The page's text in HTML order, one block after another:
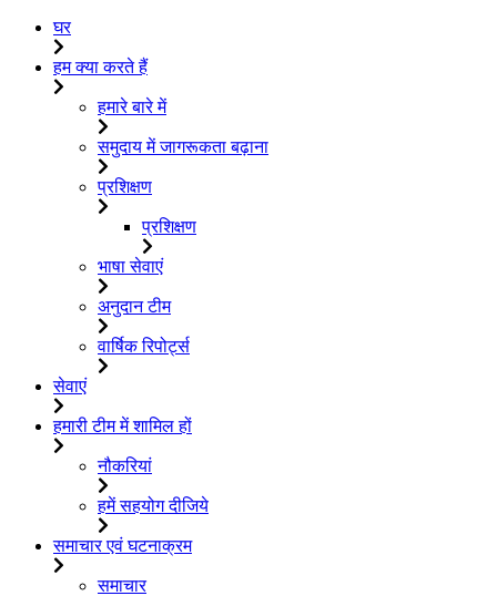
घर
हम क्या करते हैं
हमारे बारे में
समुदाय में जागरूकता बढ़ाना
प्रशिक्षण
प्रशिक्षण
भाषा सेवाएं
अनुदान टीम
वार्षिक रिपोर्ट्स
सेवाएं
हमारी टीम में शामिल हों
नौकरियां
हमें सहयोग दीजिये
समाचार एवं घटनाक्रम
समाचार